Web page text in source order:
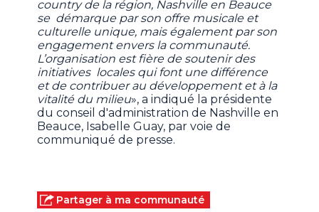
country de la région, Nashville en Beauce
se démarque par son offre musicale et
culturelle unique, mais également par son
engagement envers la communauté.
L’organisation est fière de soutenir des
initiatives locales qui font une différence
et de contribuer au développement et à la
vitalité du milieu», a indiqué la présidente
du conseil d'administration de Nashville en
Beauce, Isabelle Guay, par voie de
communiqué de presse.
Partager à ma communauté